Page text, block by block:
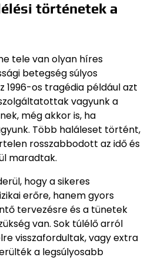
történetek a
tele van olyan híres
betegség súlyos
1996-os tragédia például azt
vagyunk a
még akkor is, ha
Több haláleset történt,
rosszabbodott az idő és
maradtak.
hogy a sikeres
erőre, hanem gyors
tervezésre és a tünetek
van. Sok túlélő arról
visszafordultak, vagy extra
a legsúlyosabb